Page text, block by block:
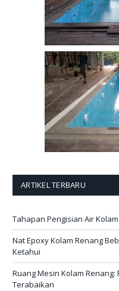
ARTIKEL TERBARU
Tahapan Pengisian Air
Nat Epoxy Kolam Renang
Ketahui
Ruang Mesin Kolam
Terabaikan